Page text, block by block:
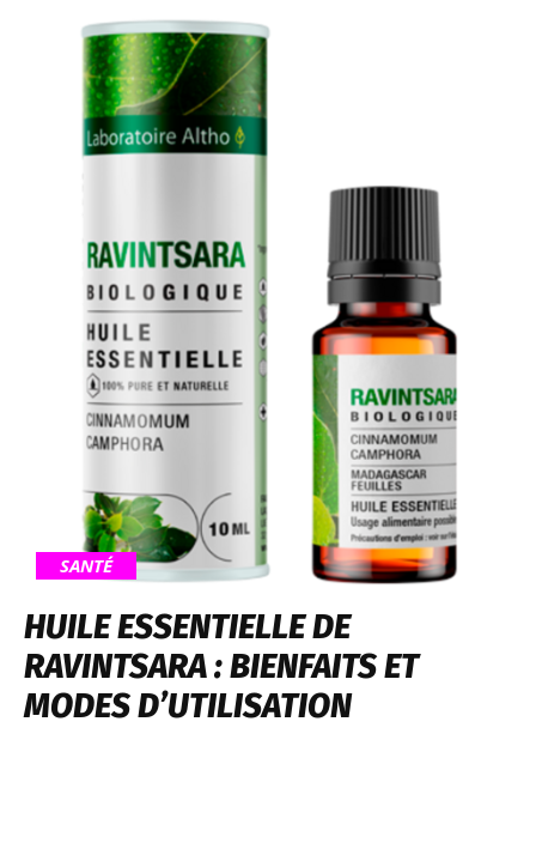
SANTÉ
HUILE ESSENTIELLE DE
RAVINTSARA : BIENFAITS ET
MODES D’UTILISATION